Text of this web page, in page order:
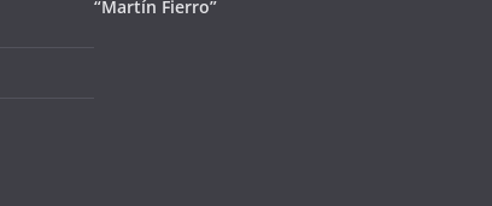
“Martín Fierro”